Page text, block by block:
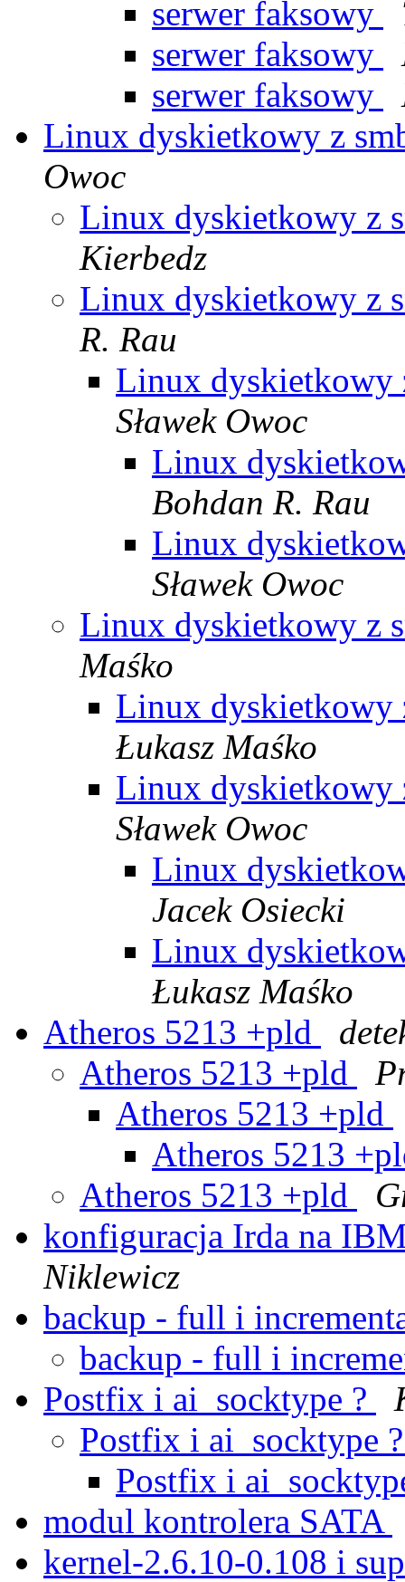
serwer faksowy
serwer faksowy
serwer faksowy
Linux dyskietkowy z
Owoc
Linux dyskietkowy z
Kierbedz
Linux dyskietkowy z
R. Rau
Linux dyskietkowy
Sławek Owoc
Linux
Bohdan R. Rau
Linux
Sławek Owoc
Linux dyskietkowy z
Maśko
Linux dyskietkowy
Łukasz Maśko
Linux dyskietkowy
Sławek Owoc
Linux
Jacek Osiecki
Linux
Łukasz Maśko
Atheros 5213 +pld
Atheros 5213 +pld
Atheros 5213 +pld
Atheros 5213
Atheros 5213 +pld
konfiguracja Irda na
Niklewicz
backup - full i
backup - full i
Postfix i ai_socktype ?
Postfix i ai_socktype
Postfix i
modul kontrolera SATA
kernel-2.6.10-0.108 i